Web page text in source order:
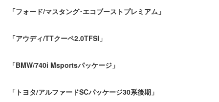
「フォード/マスタング･エコブーストプレミアム」
「アウディ/TTクーペ2.0TFSI」
「BMW/740i Msportsパッケージ」
「トヨタ/アルファードSCパッケージ30系後期」